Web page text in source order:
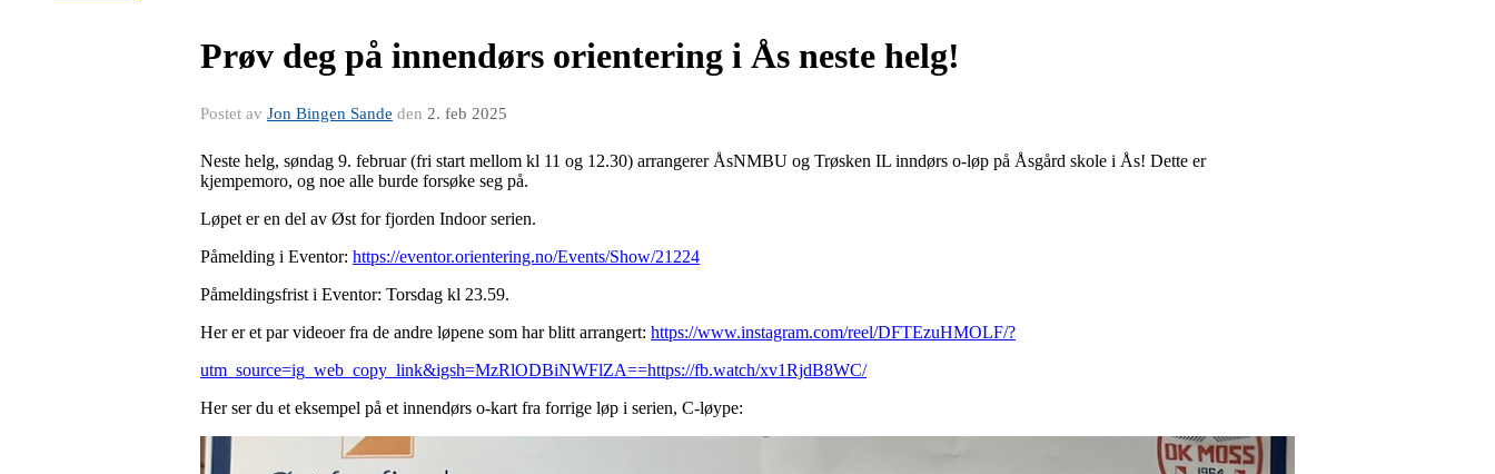
Prøv deg på innendørs orientering i Ås neste helg!
Postet av Jon Bingen Sande den 2. feb 2025
Neste helg, søndag 9. februar (fri start mellom kl 11 og 12.30) arrangerer ÅsNMBU og Trøsken IL inndørs o-løp på Åsgård skole i Ås! Dette er
kjempemoro, og noe alle burde forsøke seg på.
Løpet er en del av Øst for fjorden Indoor serien.
Påmelding i Eventor: https://eventor.orientering.no/Events/Show/21224
Påmeldingsfrist i Eventor: Torsdag kl 23.59.
Her er et par videoer fra de andre løpene som har blitt arrangert: https://www.instagram.com/reel/DFTEzuHMOLF/?
utm_source=ig_web_copy_link&igsh=MzRlODBiNWFlZA==https://fb.watch/xv1RjdB8WC/
Her ser du et eksempel på et innendørs o-kart fra forrige løp i serien, C-løype: